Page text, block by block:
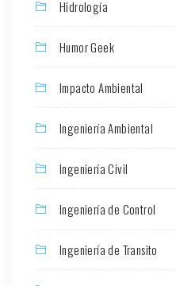
Hidrología
Humor Geek
Impacto Ambiental
Ingeniería Ambiental
Ingeniería Civil
Ingeniería de Control
Ingeniería de Transito